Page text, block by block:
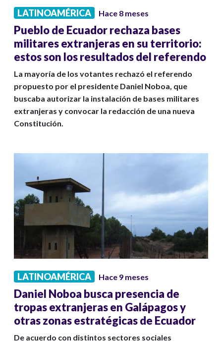
LATINOAMÉRICA Hace 8 meses
Pueblo de Ecuador rechaza bases
militares extranjeras en su territorio:
estos son los resultados del referendo
La mayoría de los votantes rechazó el referendo
propuesto por el presidente Daniel Noboa, que
buscaba autorizar la instalación de bases militares
extranjeras y convocar la redacción de una nueva
Constitución.
LATINOAMÉRICA Hace 9 meses
Daniel Noboa busca presencia de
tropas extranjeras en Galápagos y
otras zonas estratégicas de Ecuador
De acuerdo con distintos sectores sociales